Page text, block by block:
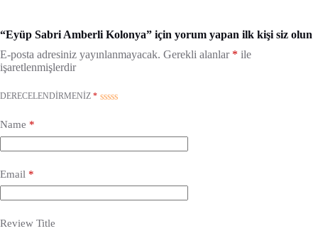
“Eyüp Sabri Amberli Kolonya” için yorum yapan ilk kişi siz olun
E-posta adresiniz yayınlanmayacak. Gerekli alanlar * ile
işaretlenmişlerdir
DERECELENDIRMENIZ *
Name *
Email *
Review Title